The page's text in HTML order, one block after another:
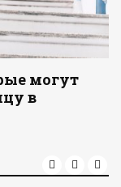
могут
в